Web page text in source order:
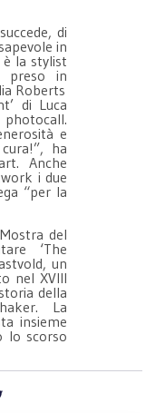
di
in
la stylist
preso in
Roberts
di Luca
photocall.
e
ha
Anche
i due
“per la
del
‘The
un
nel XVIII
della
La
insieme
lo scorso